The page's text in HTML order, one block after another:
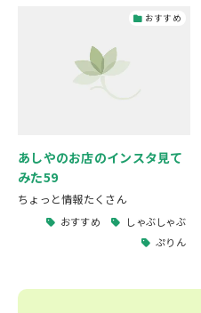
おすすめ
あしやのお店のインスタ見て
みた59
ちょっと情報たくさん
おすすめ
しゃぶしゃぶ
ぷりん